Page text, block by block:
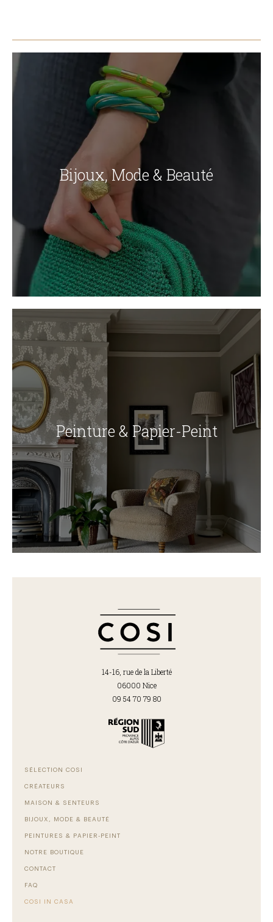
Bijoux, Mode & Beauté
Peinture & Papier-Peint
14-16, rue de la Liberté
06000 Nice
09 54 70 79 80
SÉLECTION COSI
CRÉATEURS
MAISON & SENTEURS
BIJOUX, MODE & BEAUTÉ
PEINTURES & PAPIER-PEINT
NOTRE BOUTIQUE
CONTACT
FAQ
COSI IN CASA